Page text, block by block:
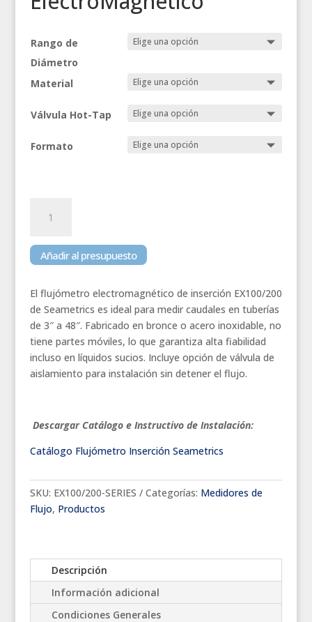
Rango de
Diámetro
Material
Válvula Hot-Tap
Formato
ElectroMagnético
cantidad
Añadir al presupuesto
El flujómetro electromagnético de inserción EX100/200
de Seametrics es ideal para medir caudales en tuberías
de 3″ a 48″. Fabricado en bronce o acero inoxidable, no
tiene partes móviles, lo que garantiza alta fiabilidad
incluso en líquidos sucios. Incluye opción de válvula de
aislamiento para instalación sin detener el flujo.
Descargar Catálogo e Instructivo de Instalación:
Catálogo Flujómetro Inserción Seametrics
SKU: EX100/200-SERIES Categorías: Medidores de
Flujo, Productos
Descripción
Información adicional
Condiciones Generales